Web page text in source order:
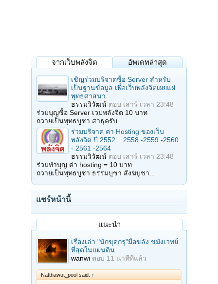
จากเว็บพลังจิต อัพเดทล่าสุด
เชิญร่วมบริจาคซื้อ Server สำหรับ
เป็นฐานข้อมูล เพื่อเว็บพลังจิตเผยแผ่
พุทธศาสนา
ธรรมวิวัฒน์ ตอบ เสาร์ เวลา 23:48
ร่วมบุญซื้อ Server เวปพลังจิต 10 บาท
ถวายเป็นพุทธบูชา สาธุครับ…
ร่วมบริจาค ค่า Hosting ของเว็บ
พลังจิต ปี 2552 ...2558 -2559 -2560
- 2561 -2564
ธรรมวิวัฒน์ ตอบ เสาร์ เวลา 23:48
ร่วมทำบุญ ค่า hosting = 10 บาท
ถวายเป็นพุทธบูชา ธรรมบูชา สังฆบูชา…
แชร์หน้านี้
แนะนำ
เรื่องเล่า "นักขุดกรุ"มือขลัง ขมังเวทย์
ที่สุดในแผ่นดิน
wanwi ตอบ 11 นาทีที่แล้ว
Natthawut_pool said: ↑